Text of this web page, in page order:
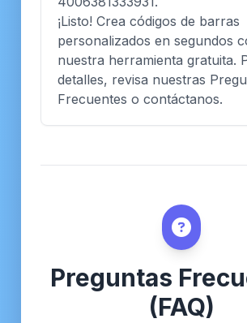
¡Listo! Crea códigos de barras
personalizados en segundos
nuestra herramienta gratuita.
detalles, revisa nuestras
Frecuentes o contáctanos.
Preguntas
(FAQ)